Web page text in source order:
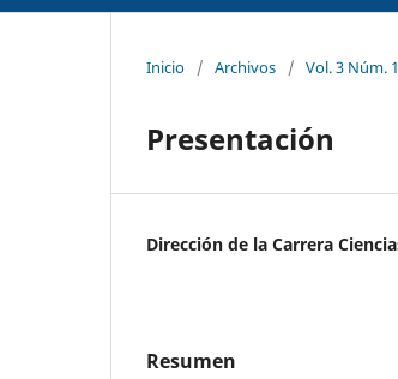
Inicio / Archivos / Vol. 3 Núm.
Presentación
Dirección de la Carrera
Resumen